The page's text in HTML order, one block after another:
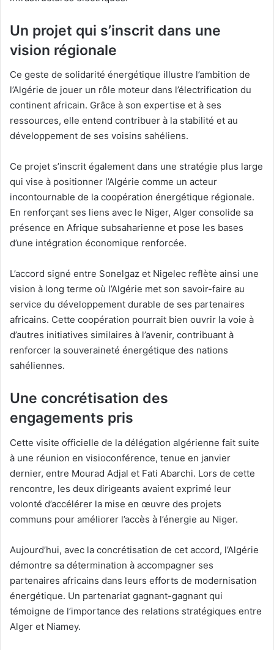
Un projet qui s’inscrit dans une
vision régionale
Ce geste de solidarité énergétique illustre l’ambition de
l’Algérie de jouer un rôle moteur dans l’électrification du
continent africain. Grâce à son expertise et à ses
ressources, elle entend contribuer à la stabilité et au
développement de ses voisins sahéliens.
Ce projet s’inscrit également dans une stratégie plus large
qui vise à positionner l’Algérie comme un acteur
incontournable de la coopération énergétique régionale.
En renforçant ses liens avec le Niger, Alger consolide sa
présence en Afrique subsaharienne et pose les bases
d’une intégration économique renforcée.
L’accord signé entre Sonelgaz et Nigelec reflète ainsi une
vision à long terme où l’Algérie met son savoir-faire au
service du développement durable de ses partenaires
africains. Cette coopération pourrait bien ouvrir la voie à
d’autres initiatives similaires à l’avenir, contribuant à
renforcer la souveraineté énergétique des nations
sahéliennes.
Une concrétisation des
engagements pris
Cette visite officielle de la délégation algérienne fait suite
à une réunion en visioconférence, tenue en janvier
dernier, entre Mourad Adjal et Fati Abarchi. Lors de cette
rencontre, les deux dirigeants avaient exprimé leur
volonté d’accélérer la mise en œuvre des projets
communs pour améliorer l’accès à l’énergie au Niger.
Aujourd’hui, avec la concrétisation de cet accord, l’Algérie
démontre sa détermination à accompagner ses
partenaires africains dans leurs efforts de modernisation
énergétique. Un partenariat gagnant-gagnant qui
témoigne de l’importance des relations stratégiques entre
Alger et Niamey.